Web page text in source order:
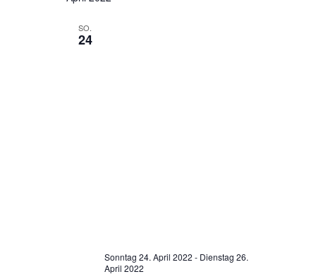
SO.
24
Sonntag 24. April 2022 - Dienstag 26.
April 2022